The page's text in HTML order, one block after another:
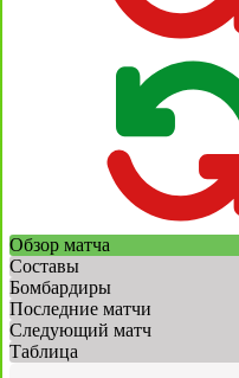
Обзор матча
Составы
Бомбардиры
Последние матчи
Следующий матч
Таблица